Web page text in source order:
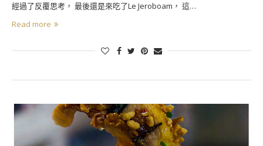
經過了反覆思考， 最後還是來吃了Le Jeroboam， 這…
Read more